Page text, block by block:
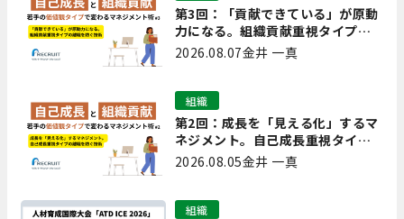
第3回：「貢献できている」が原動
力になる。組織貢献重視タイプの
離職を防ぐ技術
2026.08.07金井 一真
第2回：成長を「見える化」するマ
ネジメント。自己成長重視タイプ
の離職を防ぐ技術
組織
2026.08.05金井 一真
組織